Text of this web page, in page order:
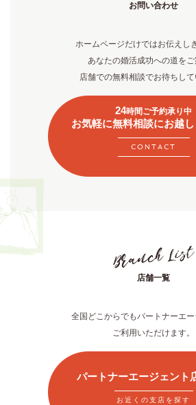
お問い合わせ
ホームページだけではお伝えし
あなたの婚活成功への道をご
店舗での無料相談でお待ちして
24時間ご予約承り中
お気軽に無料相談にお越
CONTACT
店舗一覧
全国どこからでもパートナーエ
ご利用いただけます。
パートナーエージェント
お近くの支店を探す